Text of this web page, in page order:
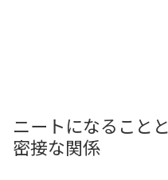
ニートになること
密接な関係